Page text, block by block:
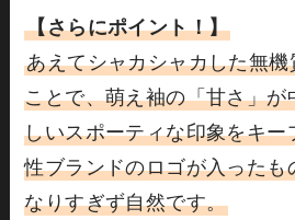
【さらにポイント！】
あえてシャカシャカした無
ことで、萌え袖の「甘さ」が
しいスポーティな印象をキー
性ブランドのロゴが入ったも
なりすぎず自然です。